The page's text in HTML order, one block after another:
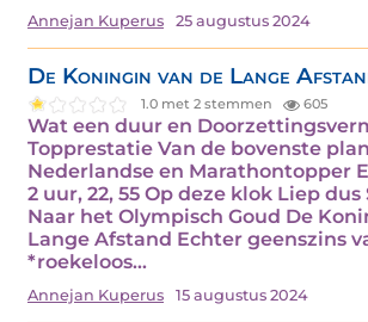
Annejan Kuperus 25 augustus 2024
De Koningin van de Lange
1.0 met 2 stemmen 605
Wat een duur en
Topprestatie Van de bovenste
Nederlandse en Marathontopper
2 uur, 22, 55 Op deze klok Liep dus
Naar het Olympisch Goud De
Lange Afstand Echter geenszins
*roekeloos…
Annejan Kuperus 15 augustus 2024